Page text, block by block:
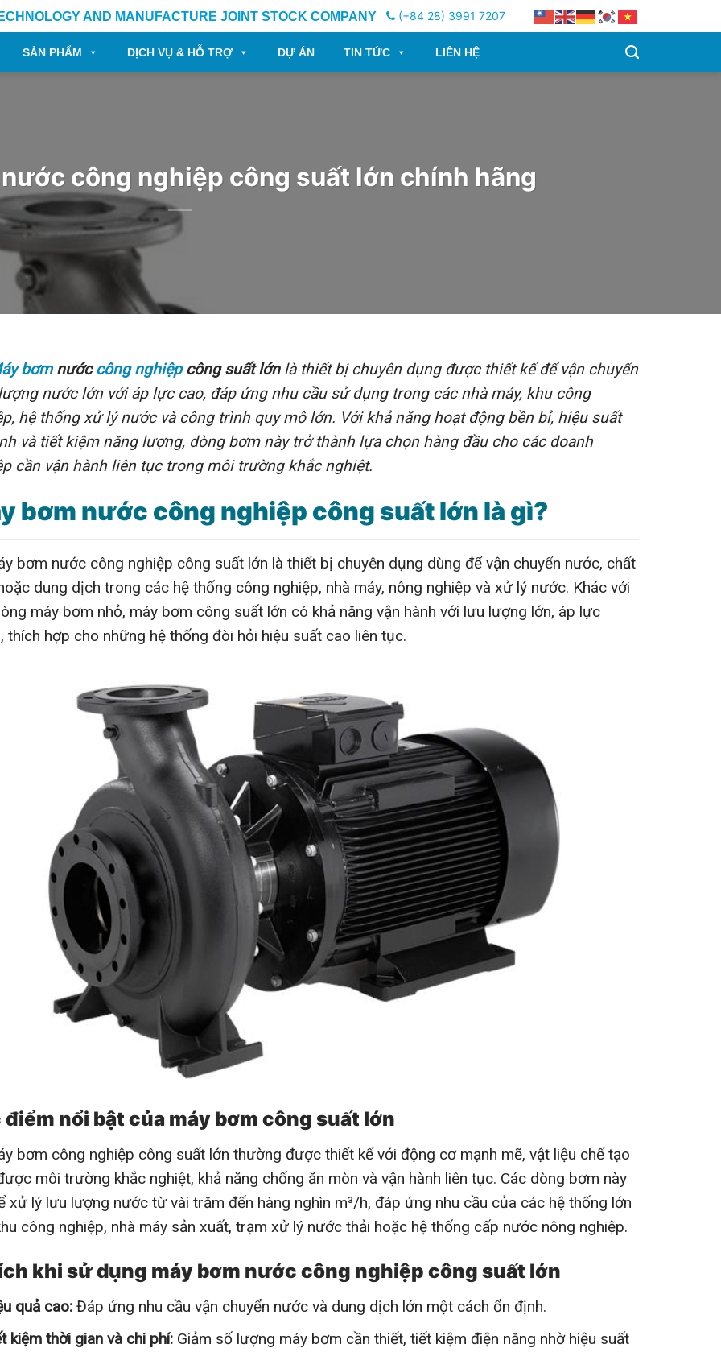
AND MANUFACTURE JOINT STOCK COMPANY (+84 28) 3991 7207
SẢN PHẨM DỊCH VỤ & HỖ TRỢ DỰ ÁN TIN TỨC LIÊN HỆ
công nghiệp công suất lớn chính hãng
bơmnước công nghiệpcông suất lớnlà thiết bị chuyên dụng được thiết kế để vận chuyển
nước lớn với áp lực cao, đáp ứng nhu cầu sử dụng trong các nhà máy, khu công
hệ thống xử lý nước và công trình quy mô lớn. Với khả năng hoạt động bền bỉ, hiệu suất
và tiết kiệm năng lượng, dòng bơm này trở thành lựa chọn hàng đầu cho các doanh
cần vận hành liên tục trong môi trường khắc nghiệt.
bơm nước công nghiệp công suất lớn là gì?
bơm nước công nghiệp công suất lớn là thiết bị chuyên dụng dùng để vận chuyển nước, chất
dung dịch trong các hệ thống công nghiệp, nhà máy, nông nghiệp và xử lý nước. Khác với
máy bơm nhỏ, máy bơm công suất lớn có khả năng vận hành với lưu lượng lớn, áp lực
thích hợp cho những hệ thống đòi hỏi hiệu suất cao liên tục.
nổi bật của máy bơm công suất lớn
bơm công nghiệp công suất lớn thường được thiết kế với động cơ mạnh mẽ, vật liệu chế tạo
môi trường khắc nghiệt, khả năng chống ăn mòn và vận hành liên tục. Các dòng bơm này
xử lý lưu lượng nước từ vài trăm đến hàng nghìn m³/h, đáp ứng nhu cầu của các hệ thống lớn
công nghiệp, nhà máy sản xuất, trạm xử lý nước thải hoặc hệ thống cấp nước nông nghiệp.
khi sử dụng máy bơm nước công nghiệp công suất lớn
quả cao:Đáp ứng nhu cầu vận chuyển nước và dung dịch lớn một cách ổn định.
kiệm thời gian và chi phí:Giảm số lượng máy bơm cần thiết, tiết kiệm điện năng nhờ hiệu suất